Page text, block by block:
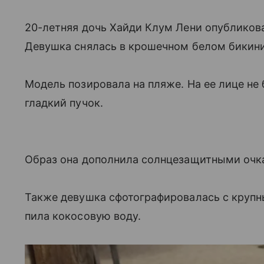
20-летняя дочь Хайди Клум Лени
Девушка снялась в крошечном белом
Модель позировала на пляже. На ее лице
гладкий пучок.
Образ она дополнила солнцезащитными
Также девушка сфотографировалась с
пила кокосовую воду.